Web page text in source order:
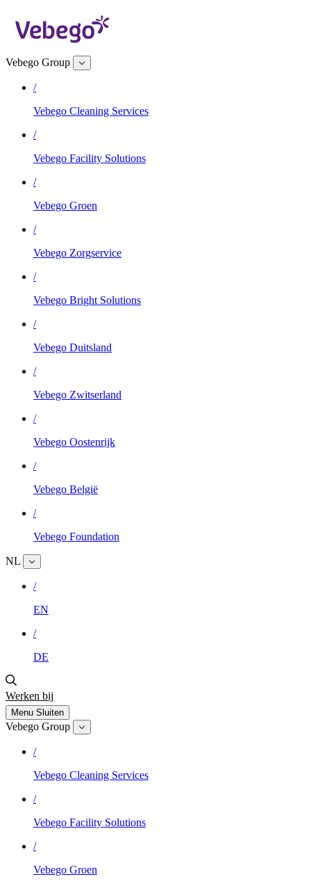
Vebego Group
/
Vebego Cleaning Services
/
Vebego Facility Solutions
/
Vebego Groen
/
Vebego Zorgservice
/
Vebego Bright Solutions
/
Vebego Duitsland
/
Vebego Zwitserland
/
Vebego Oostenrijk
/
Vebego België
/
Vebego Foundation
NL
/
EN
/
DE
Werken bij
Menu Sluiten
Vebego Group
/
Vebego Cleaning Services
/
Vebego Facility Solutions
/
Vebego Groen